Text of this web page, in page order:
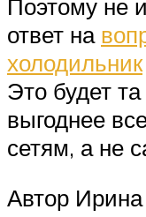
Поэтому не
ответ на
холодильник
Это будет
выгоднее
сетям, а не
Автор